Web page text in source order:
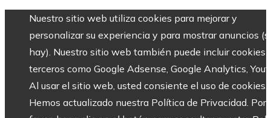
Nuestro sitio web utiliza cookies para mejorar y
personalizar su experiencia y para mostrar anuncios
hay). Nuestro sitio web también puede incluir cookies
terceros como Google Adsense, Google Analytics,
Al usar el sitio web, usted consiente el uso de cookies.
Hemos actualizado nuestra Política de Privacidad. Por